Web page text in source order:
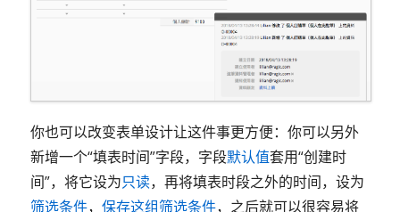
你也可以改变表单设计让这件事更方便：你可以另外
新增一个“填表时间”字段，字段默认值套用“创建时
间”，将它设为只读，再将填表时段之外的时间，设为
筛选条件， 保存这组筛选条件，之后就可以很容易将